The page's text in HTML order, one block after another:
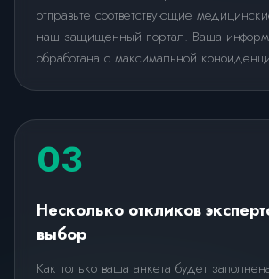
отправьте соответствующие
наш защищенный портал. Ваша
обработана с максимальной
03
Несколько откликов
выбор
Как только ваша анкета будет